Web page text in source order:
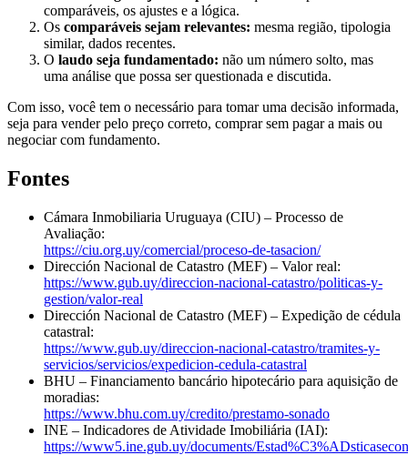
comparáveis, os ajustes e a lógica.
Os comparáveis sejam relevantes: mesma região, tipologia
similar, dados recentes.
O laudo seja fundamentado: não um número solto, mas
uma análise que possa ser questionada e discutida.
Com isso, você tem o necessário para tomar uma decisão informada,
seja para vender pelo preço correto, comprar sem pagar a mais ou
negociar com fundamento.
Fontes
Cámara Inmobiliaria Uruguaya (CIU) – Processo de
Avaliação:
https://ciu.org.uy/comercial/proceso-de-tasacion/
Dirección Nacional de Catastro (MEF) – Valor real:
https://www.gub.uy/direccion-nacional-catastro/politicas-y-
gestion/valor-real
Dirección Nacional de Catastro (MEF) – Expedição de cédula
catastral:
https://www.gub.uy/direccion-nacional-catastro/tramites-y-
servicios/servicios/expedicion-cedula-catastral
BHU – Financiamento bancário hipotecário para aquisição de
moradias:
https://www.bhu.com.uy/credito/prestamo-sonado
INE – Indicadores de Atividade Imobiliária (IAI):
https://www5.ine.gub.uy/documents/